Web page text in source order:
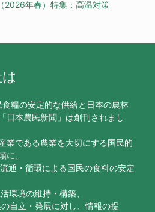
2026年春）特集：高温対策
糧の安定的な供給と日本の農林
日本農民新聞」は創刊されまし
業である農業を大切にする国民的
に、
通・循環による国民の食料の安定
環境の維持・構築、
自立・発展に対し、情報の提